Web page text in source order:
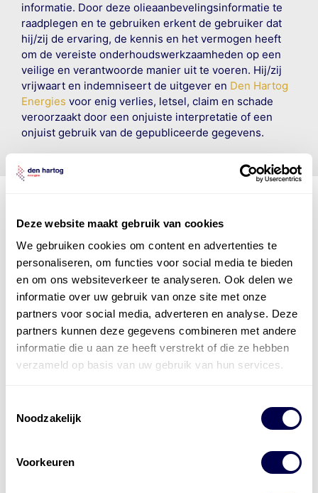
Deze website maakt gebruik van cookies
We gebruiken cookies om content en advertenties te
personaliseren, om functies voor social media te bieden
en om ons websiteverkeer te analyseren. Ook delen we
informatie over uw gebruik van onze site met onze
partners voor social media, adverteren en analyse. Deze
partners kunnen deze gegevens combineren met andere
informatie die u aan ze heeft verstrekt of die ze hebben
verzameld op basis van uw gebruik van hun services.
Noodzakelijk
Voorkeuren
informatie. Door deze olieaanbevelingsinformatie te
raadplegen en te gebruiken erkent de gebruiker dat
hij/zij de ervaring, de kennis en het vermogen heeft
om de vereiste onderhoudswerkzaamheden op een
veilige en verantwoorde manier uit te voeren. Hij/zij
vrijwaart en indemniseert de uitgever en Den Hartog
Energies voor enig verlies, letsel, claim en schade
veroorzaakt door een onjuiste interpretatie of een
onjuist gebruik van de gepubliceerde gegevens.
Den Hartog Energies
bestaat uit vier divisies